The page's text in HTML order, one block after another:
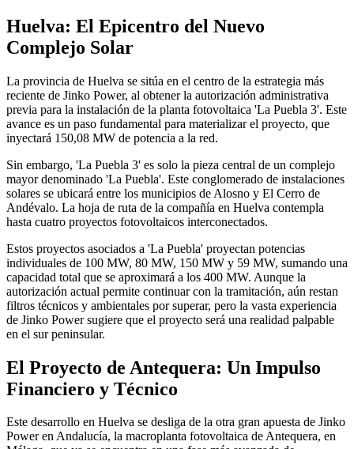
Huelva: El Epicentro del Nuevo
Complejo Solar
La provincia de Huelva se sitúa en el centro de la estrategia más
reciente de Jinko Power, al obtener la autorización administrativa
previa para la instalación de la planta fotovoltaica 'La Puebla 3'. Este
avance es un paso fundamental para materializar el proyecto, que
inyectará 150,08 MW de potencia a la red.
Sin embargo, 'La Puebla 3' es solo la pieza central de un complejo
mayor denominado 'La Puebla'. Este conglomerado de instalaciones
solares se ubicará entre los municipios de Alosno y El Cerro de
Andévalo. La hoja de ruta de la compañía en Huelva contempla
hasta cuatro proyectos fotovoltaicos interconectados.
Estos proyectos asociados a 'La Puebla' proyectan potencias
individuales de 100 MW, 80 MW, 150 MW y 59 MW, sumando una
capacidad total que se aproximará a los 400 MW. Aunque la
autorización actual permite continuar con la tramitación, aún restan
filtros técnicos y ambientales por superar, pero la vasta experiencia
de Jinko Power sugiere que el proyecto será una realidad palpable
en el sur peninsular.
El Proyecto de Antequera: Un Impulso
Financiero y Técnico
Este desarrollo en Huelva se desliga de la otra gran apuesta de Jinko
Power en Andalucía, la macroplanta fotovoltaica de Antequera, en